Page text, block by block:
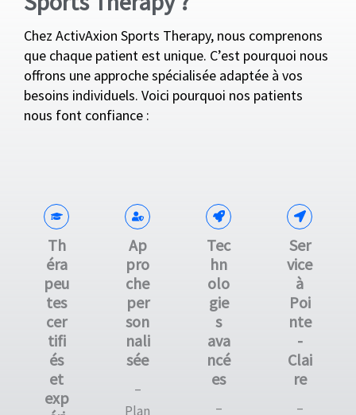
Chez ActivAxion Sports Therapy, nous comprenons
que chaque patient est unique. C’est pourquoi nous
offrons une approche spécialisée adaptée à vos
besoins individuels. Voici pourquoi nos patients
nous font confiance :
Th
éra
peu
tes
cer
tifi
és
et
exp
Ap
pro
che
per
son
nali
sée
–
Plan
Tec
hn
olo
gie
s
ava
ncé
es
–
Ser
vice
à
Poi
nte
-
Clai
re
–